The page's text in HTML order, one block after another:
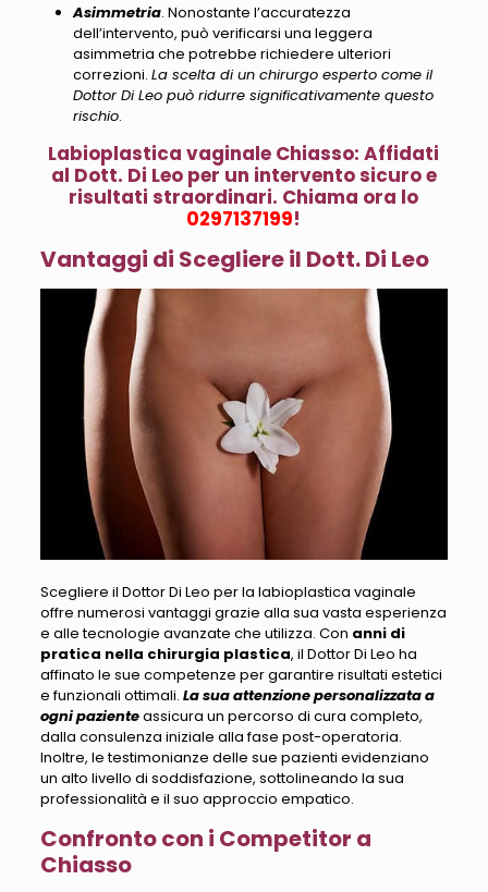
Asimmetria. Nonostante l’accuratezza
dell’intervento, può verificarsi una leggera
asimmetria che potrebbe richiedere ulteriori
correzioni. La scelta di un chirurgo esperto come il
Dottor Di Leo può ridurre significativamente questo
rischio.
Labioplastica vaginale Chiasso: Affidati
al Dott. Di Leo per un intervento sicuro e
risultati straordinari. Chiama ora lo
0297137199!
Vantaggi di Scegliere il Dott. Di Leo
Scegliere il Dottor Di Leo per la labioplastica vaginale
offre numerosi vantaggi grazie alla sua vasta esperienza
e alle tecnologie avanzate che utilizza. Con anni di
pratica nella chirurgia plastica, il Dottor Di Leo ha
affinato le sue competenze per garantire risultati estetici
e funzionali ottimali. La sua attenzione personalizzata a
ogni pazienteassicura un percorso di cura completo,
dalla consulenza iniziale alla fase post-operatoria.
Inoltre, le testimonianze delle sue pazienti evidenziano
un alto livello di soddisfazione, sottolineando la sua
professionalità e il suo approccio empatico.
Confronto con i Competitor a
Chiasso